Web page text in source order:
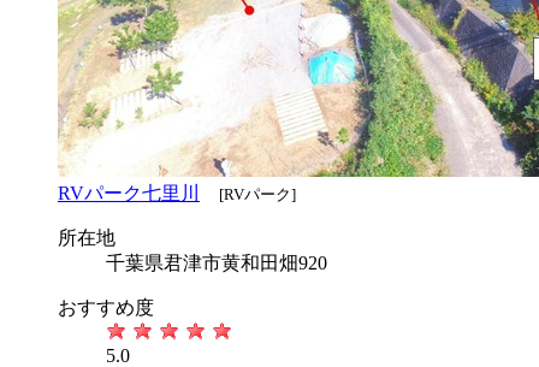
RVパーク七里川 [RVパーク]
所在地
千葉県君津市黄和田畑920
おすすめ度
5.0